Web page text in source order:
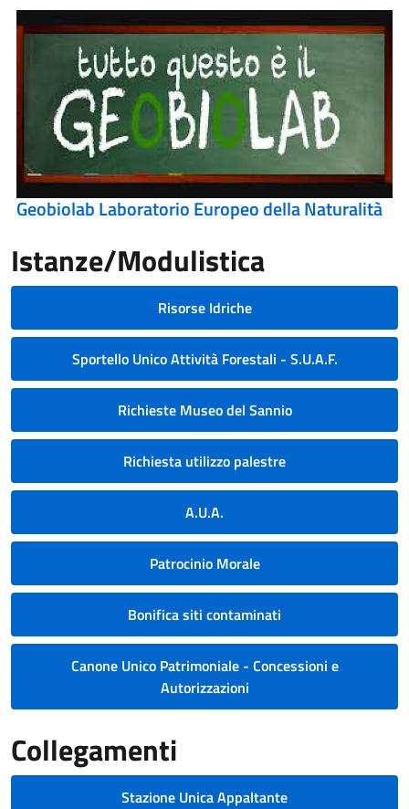
Geobiolab Laboratorio Europeo della Naturalità
Istanze/Modulistica
Risorse Idriche
Sportello Unico Attività Forestali - S.U.A.F.
Richieste Museo del Sannio
Richiesta utilizzo palestre
A.U.A.
Patrocinio Morale
Bonifica siti contaminati
Canone Unico Patrimoniale - Concessioni e
Autorizzazioni
Collegamenti
Stazione Unica Appaltante